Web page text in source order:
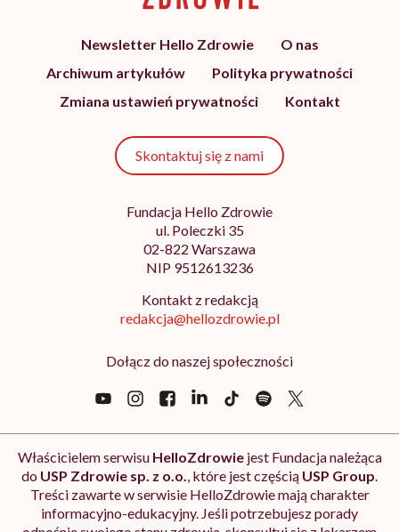
Newsletter Hello Zdrowie
O nas
Archiwum artykułów
Polityka prywatności
Zmiana ustawień prywatności
Kontakt
Skontaktuj się z nami
Fundacja Hello Zdrowie
ul. Poleczki 35
02-822 Warszawa
NIP 9512613236
Kontakt z redakcją
redakcja@hellozdrowie.pl
Dołącz do naszej społeczności
Właścicielem serwisu HelloZdrowiejest Fundacja należąca
do USP Zdrowie sp. z o.o., które jest częścią USP Group.
Treści zawarte w serwisie HelloZdrowie mają charakter
informacyjno-edukacyjny. Jeśli potrzebujesz porady